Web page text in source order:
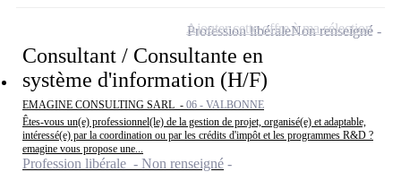
Consultant / Consultante en
système d'information (H/F)
EMAGINE CONSULTING SARL - 06 - VALBONNE
Êtes-vous un(e) professionnel(le) de la gestion de projet, organisé(e) et adaptable,
intéressé(e) par la coordination ou par les crédits d'impôt et les programmes R&D ?
emagine vous propose une...
Profession libérale - Non renseigné
Profession libéraleNon renseigné
Ajouter cette offre à ma sélection